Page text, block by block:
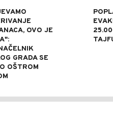
OVO JE
GRADA SE
OŠTROM